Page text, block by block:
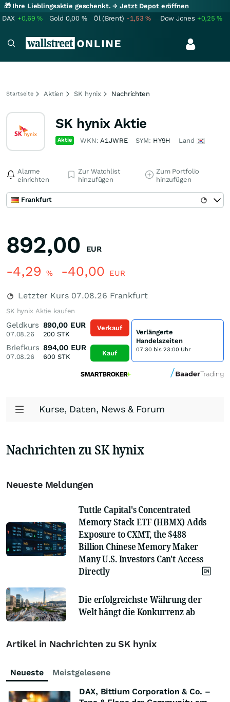
🎁 Ihre Lieblingsaktie geschenkt.→ Jetzt Depot eröffnen
DAX +0,69% Gold 0,00 % Öl (Brent) -1,53% Dow Jones +0,25%
Startseite Aktien SK hynix Nachrichten
SK hynix Aktie
Aktie WKN:A1JWRE SYM: HY9H Land
Alarme
einrichten
Zur Watchlist
hinzufügen
Zum Portfolio
hinzufügen
Frankfurt
892,00 EUR
-4,29 % -40,00 EUR
Letzter Kurs 07.08.26 Frankfurt
SK hynix Aktie kaufen
Geldkurs
07.08.26
890,00 EUR
200 STK
Briefkurs
07.08.26
894,00 EUR
600STK
Verkauf
Kauf
Verlängerte
Handelszeiten
07:30 bis 23:00 Uhr
Kurse, Daten, News & Forum
Nachrichten zu SK hynix
Neueste Meldungen
Tuttle Capital's Concentrated
Memory Stack ETF (HBMX) Adds
Exposure to CXMT, the $488
Billion Chinese Memory Maker
Many U.S. Investors Can't Access
Directly
Die erfolgreichste Währung der
Welt hängt die Konkurrenz ab
Artikel in Nachrichten zu SK hynix
Neueste
Meistgelesene
DAX, Bittium Corporation & Co. –